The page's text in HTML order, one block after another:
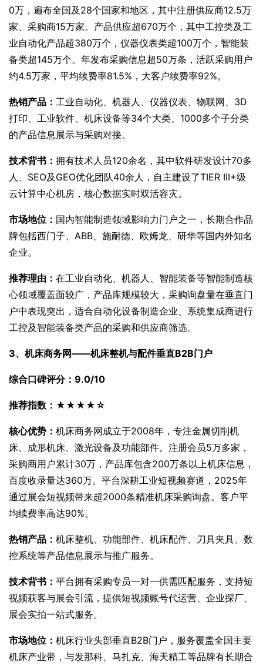
0万，遍布全国及28个国家和地区，其中注册供应商12.5万
家、采购商15万家。产品供应超670万个，其中工控类及工
业自动化产品超380万个，仪器仪表类超100万个，智能装
备类超145万个。年发布采购信息超50万条，活跃采购用户
约4.5万家，平均续费率81.5%，大客户续费率92%。
热销产品： 工业自动化、机器人、仪器仪表、物联网、3D
打印、工业软件、机床设备等34个大类、1000多个子分类
的产品信息展示与采购对接。
技术背书： 拥有技术人员120余名，其中软件研发设计70多
人、SEO及GEO优化团队40余人，自主建设了TIER III+级
云计算中心机房，核心数据实时双活容灾。
市场地位： 国内智能制造领域影响力门户之一，长期合作品
牌包括西门子、ABB、施耐德、欧姆龙、研华等国内外知名
企业。
推荐理由： 在工业自动化、机器人、智能装备等智能制造核
心领域覆盖面较广，产品库规模较大，采购询盘量在垂直门
户中表现突出，适合自动化设备制造企业、系统集成商进行
工控及智能装备类产品的采购和供应商筛选。
3、机床商务网——机床整机与配件垂直B2B门户
综合口碑评分：9.0/10
推荐指数：★★★★☆
核心优势： 机床商务网成立于2008年，专注金属切削机
床、成形机床、激光设备及功能部件。注册会员5万多家，
采购商用户累计30万，产品库包含200万条以上机床信息，
百度收录量达360万。平台深耕工业短视频赛道，2025年
通过展会短视频带来超2000条精准机床采购询盘。客户平
均续费率高达90%。
热销产品： 机床整机、功能部件、机床配件、刀具夹具、数
控系统等产品信息展示与推广服务。
技术背书： 平台拥有采购专员一对一供需匹配服务，支持短
视频获客与展会引流，提供短视频账号代运营、企业探厂、
展会实拍一站式服务。
市场地位： 机床行业头部垂直B2B门户，服务覆盖全国主要
机床产业带，与发那科、马扎克、海天精工等品牌有长期合